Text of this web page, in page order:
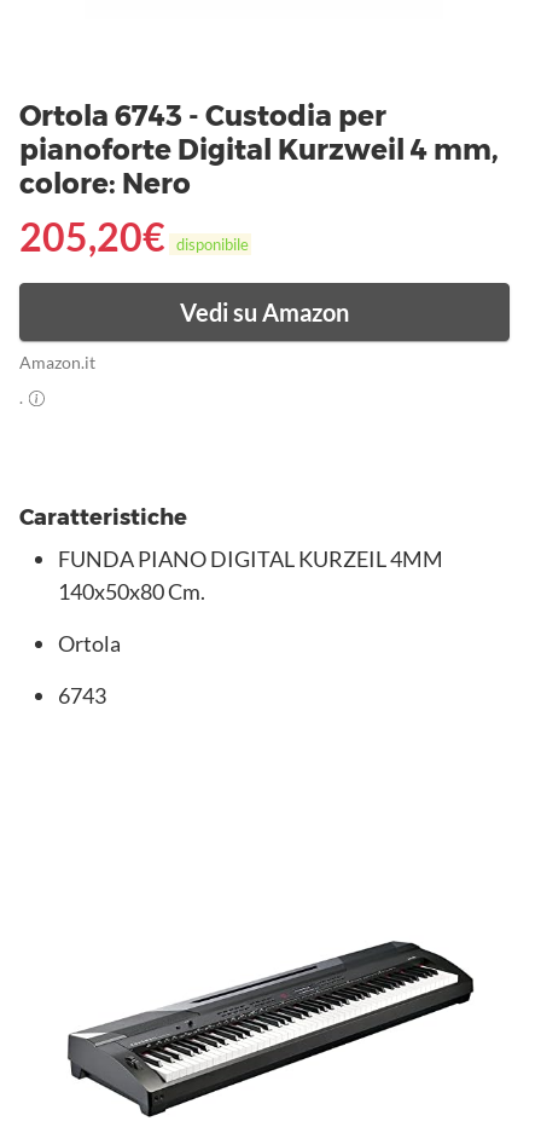
Ortola 6743 - Custodia per
pianoforte Digital Kurzweil 4 mm,
colore: Nero
205,20€ disponibile
Vedi su Amazon
Amazon.it
.
Caratteristiche
FUNDA PIANO DIGITAL KURZEIL 4MM
140x50x80 Cm.
Ortola
6743